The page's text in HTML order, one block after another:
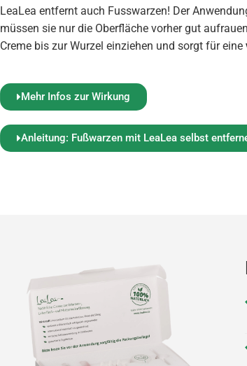
LeaLea entfernt auch Fusswarzen! Der
müssen sie nur die Oberfläche vorher gut
Creme bis zur Wurzel einziehen und sorgt für eine
Mehr Infos zur Wirkung
Anleitung: Fußwarzen mit LeaLea selbst